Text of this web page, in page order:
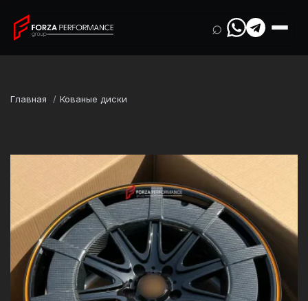
⌕
Главная Кованые диски
Mercedes-Benz